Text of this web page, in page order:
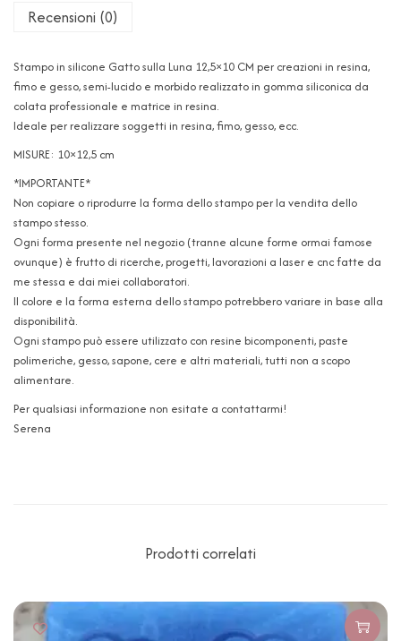
Recensioni (0)
Stampo in silicone Gatto sulla Luna 12,5×10 CM per creazioni in resina,
fimo e gesso, semi-lucido e morbido realizzato in gomma siliconica da
colata professionale e matrice in resina.
Ideale per realizzare soggetti in resina, fimo, gesso, ecc.
MISURE: 10×12,5 cm
*IMPORTANTE*
Non copiare o riprodurre la forma dello stampo per la vendita dello
stampo stesso.
Ogni forma presente nel negozio (tranne alcune forme ormai famose
ovunque) è frutto di ricerche, progetti, lavorazioni a laser e cnc fatte da
me stessa e dai miei collaboratori.
Il colore e la forma esterna dello stampo potrebbero variare in base alla
disponibilità.
Ogni stampo può essere utilizzato con resine bicomponenti, paste
polimeriche, gesso, sapone, cere e altri materiali, tutti non a scopo
alimentare.
Per qualsiasi informazione non esitate a contattarmi!
Serena
Prodotti correlati